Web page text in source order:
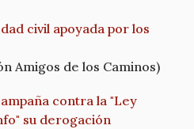
civil apoyada por los
Amigos de los Caminos)
contra la "Ley
su derogación